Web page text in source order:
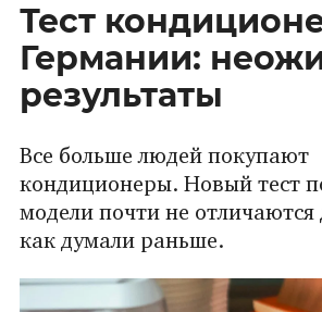
Тест
Германии:
результаты
Все больше людей покупают
кондиционеры. Новый тест
модели почти не отличаются
как думали раньше.